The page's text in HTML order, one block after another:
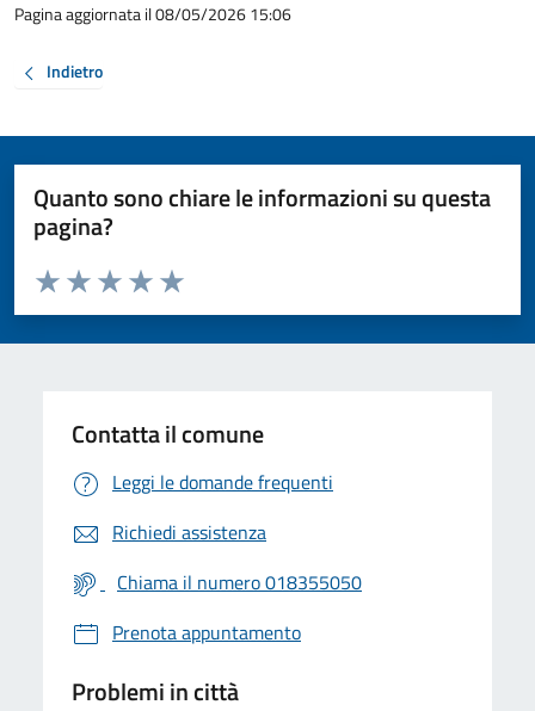
Pagina aggiornata il 08/05/2026 15:06
Indietro
Quanto sono chiare le informazioni su questa
pagina?
Valuta da 1 a 5 stelle la pagina
Valuta 5 stelle su 5
Valuta 4 stelle su 5
Valuta 3 stelle su 5
Valuta 2 stelle su 5
Valuta 1 stelle su 5
Contatta il comune
Leggi le domande frequenti
Richiedi assistenza
Chiama il numero 018355050
Prenota appuntamento
Problemi in città